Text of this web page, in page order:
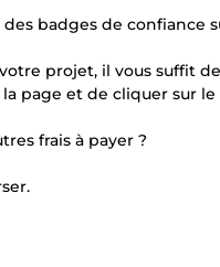
badges de confiance
projet, il vous suffit
page et de cliquer sur
frais à payer ?